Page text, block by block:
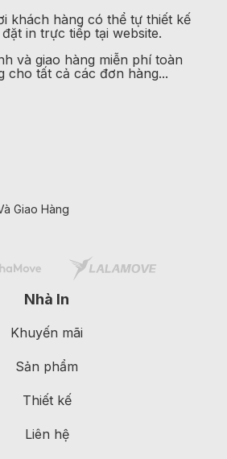
khách hàng có thể tự thiết kế
in trực tiếp tại website.
và giao hàng miễn phí toàn
cho tất cả các đơn hàng...
Giao Hàng
Nhà In
Khuyến mãi
Sản phẩm
Thiết kế
Liên hệ